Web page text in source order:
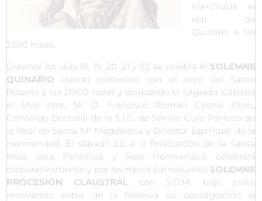
Vía+Crucis al
alar de
Quinario a las
21:00 horas.
Durante los días 18, 19, 20, 21 y 22 se celebrá el SOLEMNE
QUINARIO dando comienzo con el rezo del Santo
Rosario a las 20:00 horas y ocupando la Sagrada Cátedra
el Muy Iltre. Sr. D. Francisco Román Castro, Pbro.,
Canónigo Doctoral de la S.I.C. de Sevilla, Cura Párroco de
la Real de Santa Mª Magdalena y Director Espiritual de la
Hermandad. El sábado 22, a la finalización de la Santa
Misa, esta Pontificia y Real Hermandad, celebrará
corporativamente y por las naves parroquiales SOLEMNE
PROCESIÓN CLAUSTRAL con S.D.M. bajo palio,
renovando antes de la Reserva su consagración al